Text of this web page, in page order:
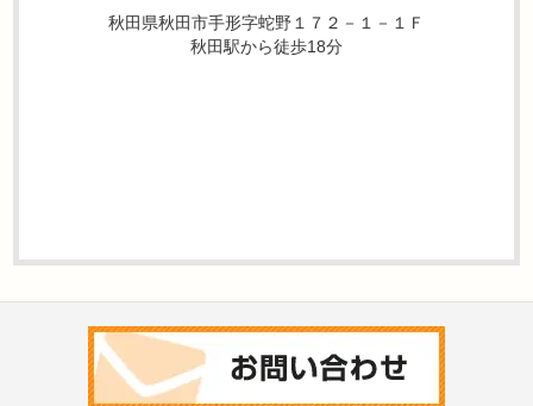
秋田県秋田市手形字蛇野１７２－１－１Ｆ
秋田駅から徒歩18分